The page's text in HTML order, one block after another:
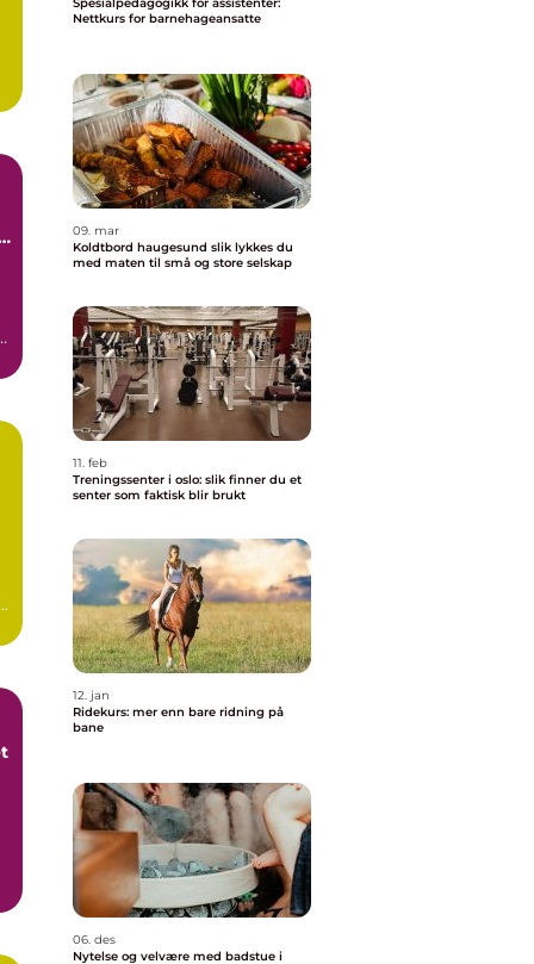
Nettkurs for barnehageansatte
09. mar
Koldtbord haugesund slik lykkes du
med maten til små og store selskap
11. feb
Treningssenter i oslo: slik finner du et
senter som faktisk blir brukt
12. jan
Ridekurs: mer enn bare ridning på
bane
06. des
Nytelse og velvære med badstue i